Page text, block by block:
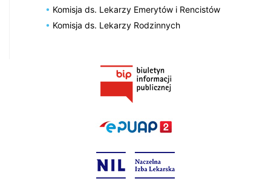
Komisja ds. Lekarzy Emerytów i Rencistów
Komisja ds. Lekarzy Rodzinnych